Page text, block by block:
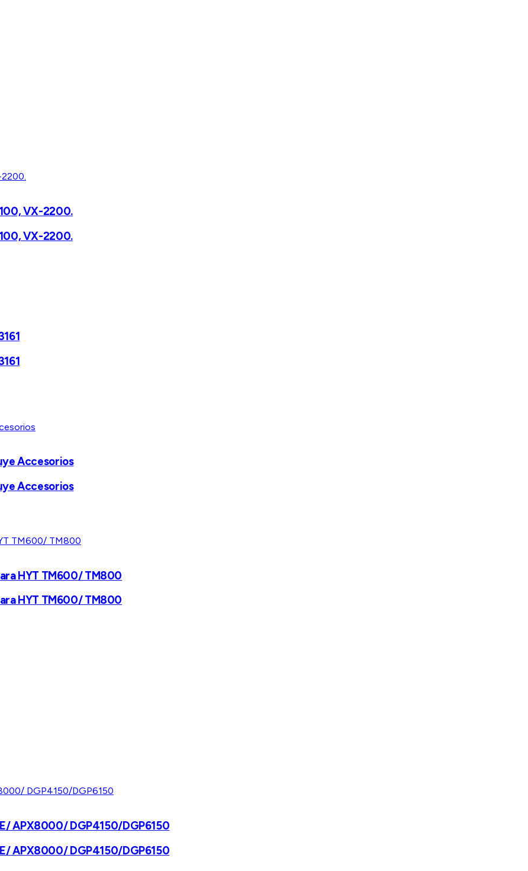
VX-2200.
VX-2200.
Accesorios
Accesorios
HYT TM600/ TM800
HYT TM600/ TM800
APX8000/ DGP4150/DGP6150
APX8000/ DGP4150/DGP6150